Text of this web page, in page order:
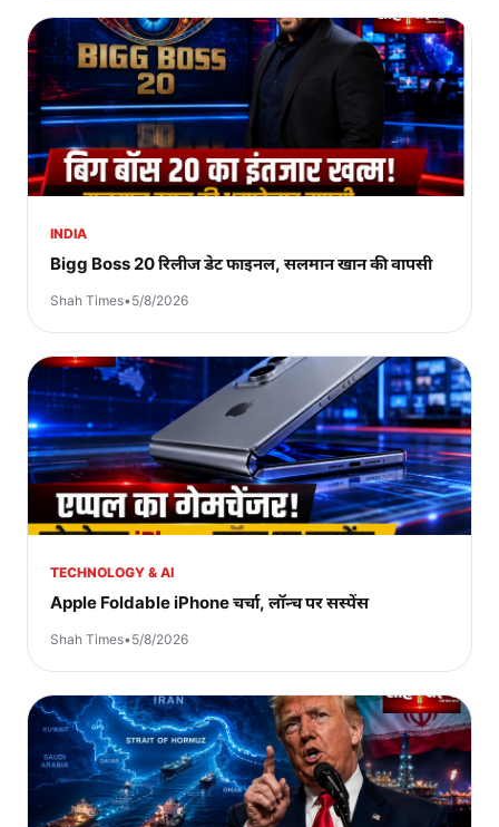
INDIA
Bigg Boss 20 रिलीज डेट फाइनल, सलमान खान की वापसी
Shah Times•5/8/2026
TECHNOLOGY & AI
Apple Foldable iPhone चर्चा, लॉन्च पर सस्पेंस
Shah Times•5/8/2026